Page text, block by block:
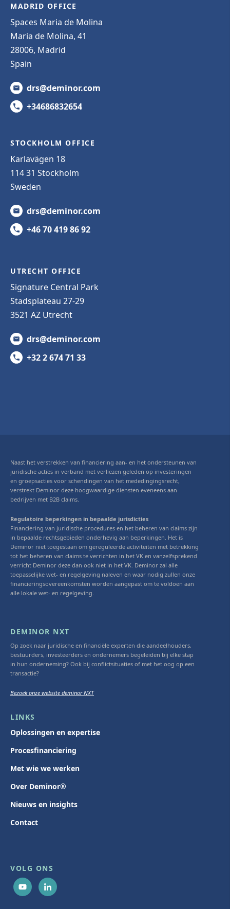
MADRID OFFICE
Spaces Maria de Molina
Maria de Molina, 41
28006, Madrid
Spain
drs@deminor.com
+34686832654
STOCKHOLM OFFICE
Karlavägen 18
114 31 Stockholm
Sweden
drs@deminor.com
+46 70 419 86 92
UTRECHT OFFICE
Signature Central Park
Stadsplateau 27-29
3521 AZ Utrecht
drs@deminor.com
+32 2 674 71 33
Naast het verstrekken van financiering aan- en het ondersteunen van
juridische acties in verband met verliezen geleden op investeringen
en groepsacties voor schendingen van het mededingingsrecht,
verstrekt Deminor deze hoogwaardige diensten eveneens aan
bedrijven met B2B claims.
Regulatoire beperkingen in bepaalde jurisdicties
Financiering van juridische procedures en het beheren van claims zijn
in bepaalde rechtsgebieden onderhevig aan beperkingen. Het is
Deminor niet toegestaan om gereguleerde activiteiten met betrekking
tot het beheren van claims te verrichten in het VK en vanzelfsprekend
verricht Deminor deze dan ook niet in het VK. Deminor zal alle
toepasselijke wet- en regelgeving naleven en waar nodig zullen onze
financieringsovereenkomsten worden aangepast om te voldoen aan
alle lokale wet- en regelgeving.
DEMINOR NXT
Op zoek naar juridische en financiële experten die aandeelhouders,
bestuurders, investeerders en ondernemers begeleiden bij elke stap
in hun onderneming? Ook bij conflictsituaties of met het oog op een
transactie?
Bezoek onze website deminor NXT
LINKS
Oplossingen en expertise
Procesfinanciering
Met wie we werken
Over Deminor®
Nieuws en insights
Contact
VOLG ONS